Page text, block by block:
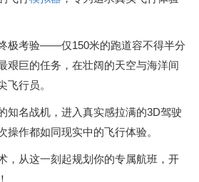
极考验——仅150米的跑道容不得半分
艰巨的任务，在壮阔的天空与海洋间
飞行员。
知名战机，进入真实感拉满的3D驾驶
操作都如同现实中的飞行体验。
，从这一刻起规划你的专属航班，开